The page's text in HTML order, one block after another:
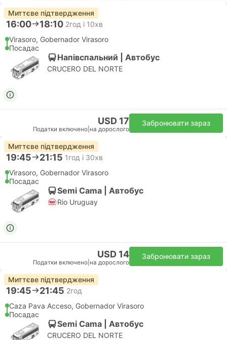
Миттєве підтвердження
16:00 18:10 2год і 10хв
Virasoro, Gobernador Virasoro
Посадас
Напівспальний | Автобус
CRUCERO DEL NORTE
USD 17
Податки включено на дорослого
Забронювати зараз
Миттєве підтвердження
19:45 21:15 1год і 30хв
Virasoro, Gobernador Virasoro
Посадас
Semi Cama | Автобус
Rio Uruguay
USD 14
Податки включено на дорослого
Забронювати зараз
Миттєве підтвердження
19:45 21:45 2год
Caza Pava Acceso, Gobernador Virasoro
Посадас
Semi Cama | Автобус
CRUCERO DEL NORTE